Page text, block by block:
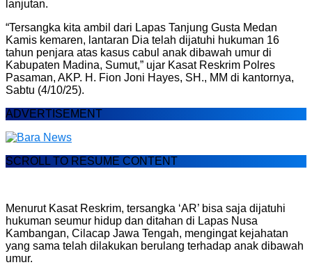
lanjutan.
“Tersangka kita ambil dari Lapas Tanjung Gusta Medan
Kamis kemaren, lantaran Dia telah dijatuhi hukuman 16
tahun penjara atas kasus cabul anak dibawah umur di
Kabupaten Madina, Sumut,” ujar Kasat Reskrim Polres
Pasaman, AKP. H. Fion Joni Hayes, SH., MM di kantornya,
Sabtu (4/10/25).
ADVERTISEMENT
SCROLL TO RESUME CONTENT
Menurut Kasat Reskrim, tersangka ‘AR’ bisa saja dijatuhi
hukuman seumur hidup dan ditahan di Lapas Nusa
Kambangan, Cilacap Jawa Tengah, mengingat kejahatan
yang sama telah dilakukan berulang terhadap anak dibawah
umur.